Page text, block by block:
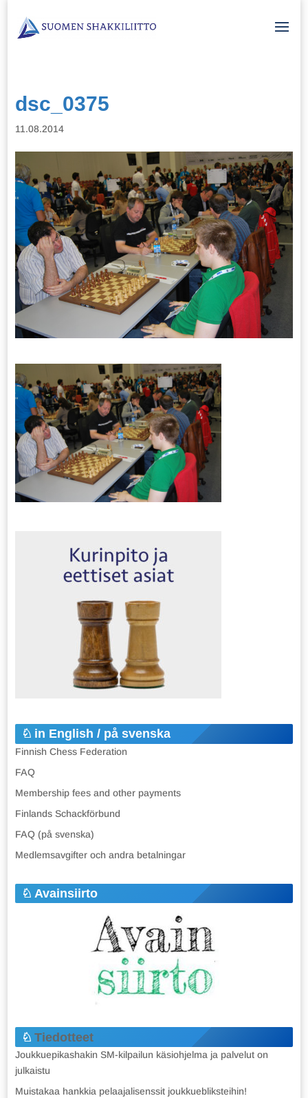
dsc_0375
11.08.2014
in English / på svenska
Finnish Chess Federation
FAQ
Membership fees and other payments
Finlands Schackförbund
FAQ (på svenska)
Medlemsavgifter och andra betalningar
Avainsiirto
Tiedotteet
Joukkuepikashakin SM-kilpailun käsiohjelma ja palvelut on
julkaistu
Muistakaa hankkia pelaajalisenssit joukkuebliksteihin!